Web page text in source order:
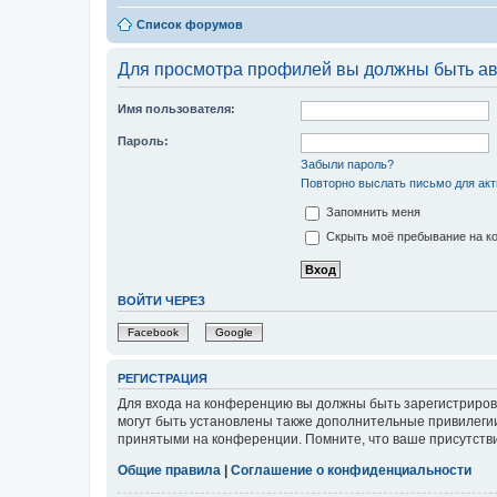
Список форумов
Для просмотра профилей вы должны быть
Имя пользователя:
Пароль:
Забыли пароль?
Повторно выслать письмо для
Запомнить меня
Скрыть моё пребывание на
ВОЙТИ ЧЕРЕЗ
Facebook Google
РЕГИСТРАЦИЯ
Для входа на конференцию вы должны быть
могут быть установлены также дополнительные
принятыми на конференции. Помните, что ваше
Общие правила
Соглашение о конфиденциальности